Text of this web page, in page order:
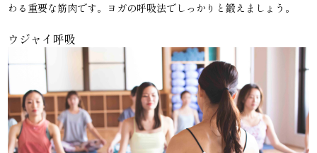
わる重要な筋肉です。ヨガの呼吸法でしっかりと鍛えましょう。
ウジャイ呼吸